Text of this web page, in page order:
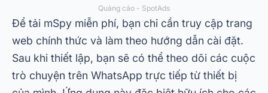
Quảng cáo - SpotAds
Bạn có thể tải Spyzie trực tiếp từ PlayStore hoặc
trang web chính thức. Sau khi cài đặt, chỉ cần
làm theo hướng dẫn để bắt đầu theo dõi hoạt